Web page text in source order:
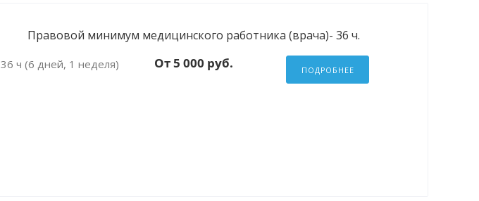
Правовой минимум медицинского работника (врача)- 36 ч.
36 ч (6 дней, 1 неделя) От 5 000 руб. ПОДРОБНЕЕ